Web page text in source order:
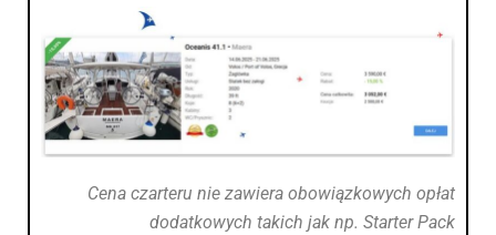
Cena czarteru nie zawiera obowiązkowych opłat
dodatkowych takich jak np. Starter Pack